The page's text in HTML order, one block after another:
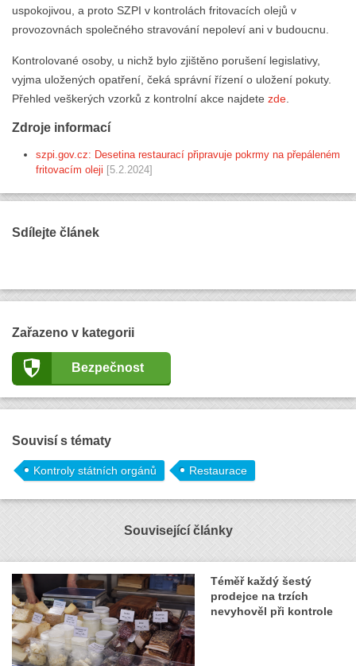
uspokojivou, a proto SZPI v kontrolách fritovacích olejů v
provozovnách společného stravování nepoleví ani v budoucnu.
Kontrolované osoby, u nichž bylo zjištěno porušení legislativy,
vyjma uložených opatření, čeká správní řízení o uložení pokuty.
Přehled veškerých vzorků z kontrolní akce najdete zde
Zdroje informací
szpi.gov.cz: Desetina restaurací připravuje pokrmy na přepáleném
fritovacím oleji [5.2.2024]
Sdílejte článek
Zařazeno v kategorii
Bezpečnost
Souvisí s tématy
Kontroly státních orgánů Restaurace
Související články
Téměř každý šestý
prodejce na trzích
nevyhověl při kontrole